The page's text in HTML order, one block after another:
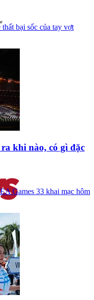
bại sốc của tay vợt
khi nào, có gì đặc
Games 33 khai mạc hôm